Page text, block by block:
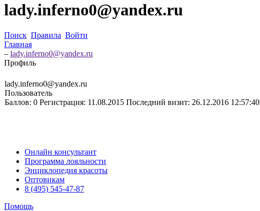
lady.inferno0@yandex.ru
Поиск Правила Войти
Главная
– lady.inferno0@yandex.ru
Профиль
lady.inferno0@yandex.ru
Пользователь
Баллов: 0 Регистрация: 11.08.2015 Последний визит: 26.12.2016 12:57:40
Онлайн консультант
Программа лояльности
Энциклопедия красоты
Оптовикам
8 (495) 545-47-87
Помощь